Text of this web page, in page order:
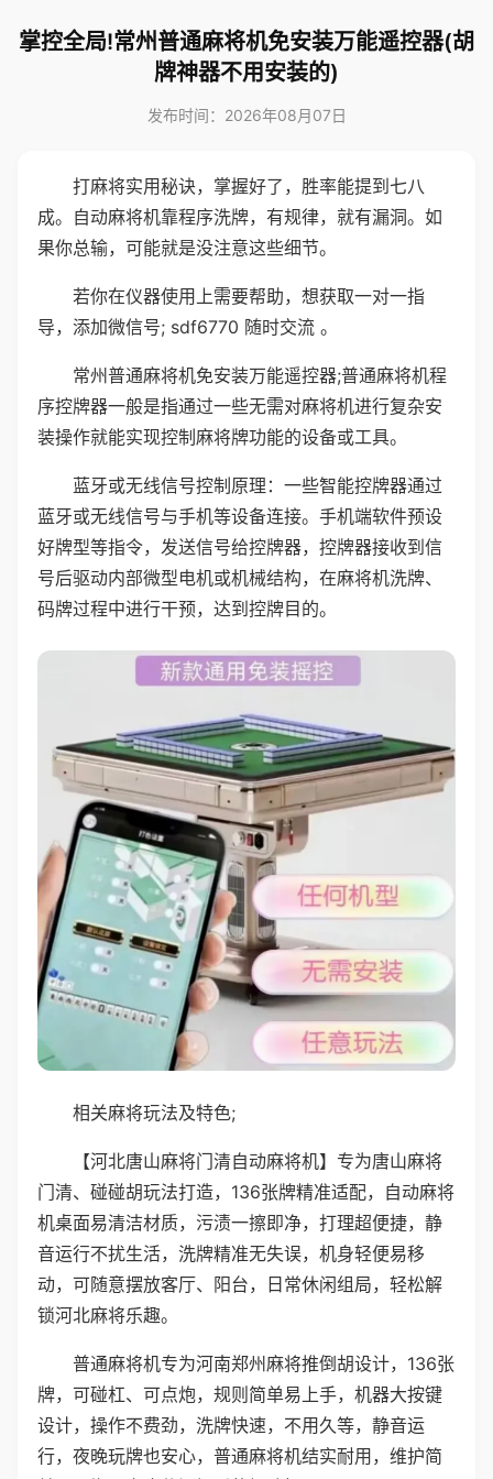
掌控全局!常州普通麻将机免安装万能遥控器(胡
牌神器不用安装的)
发布时间：2026年08月07日
打麻将实用秘诀，掌握好了，胜率能提到七八
成。自动麻将机靠程序洗牌，有规律，就有漏洞。如
果你总输，可能就是没注意这些细节。
若你在仪器使用上需要帮助，想获取一对一指
导，添加微信号; sdf6770 随时交流 。
常州普通麻将机免安装万能遥控器;普通麻将机程
序控牌器一般是指通过一些无需对麻将机进行复杂安
装操作就能实现控制麻将牌功能的设备或工具。
蓝牙或无线信号控制原理：一些智能控牌器通过
蓝牙或无线信号与手机等设备连接。手机端软件预设
好牌型等指令，发送信号给控牌器，控牌器接收到信
号后驱动内部微型电机或机械结构，在麻将机洗牌、
码牌过程中进行干预，达到控牌目的。
相关麻将玩法及特色;
【河北唐山麻将门清自动麻将机】专为唐山麻将
门清、碰碰胡玩法打造，136张牌精准适配，自动麻将
机桌面易清洁材质，污渍一擦即净，打理超便捷，静
音运行不扰生活，洗牌精准无失误，机身轻便易移
动，可随意摆放客厅、阳台，日常休闲组局，轻松解
锁河北麻将乐趣。
普通麻将机专为河南郑州麻将推倒胡设计，136张
牌，可碰杠、可点炮，规则简单易上手，机器大按键
设计，操作不费劲，洗牌快速，不用久等，静音运
行，夜晚玩牌也安心，普通麻将机结实耐用，维护简